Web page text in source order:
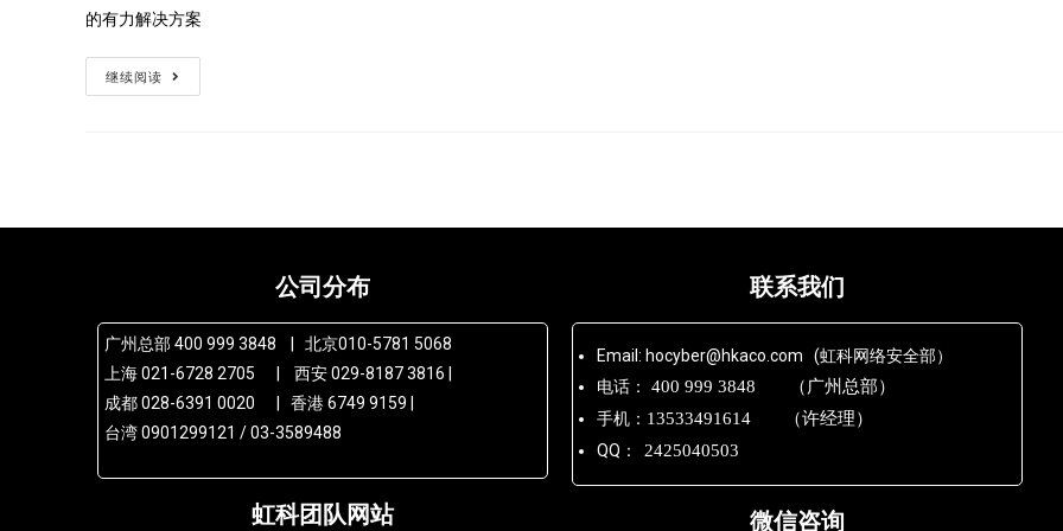
的有力解决方案
继续阅读
公司分布
广州总部 400 999 3848 | 北京010-5781 5068
上海 021-6728 2705 | 西安 029-8187 3816 |
成都 028-6391 0020 | 香港 6749 9159 |
台湾 0901299121 / 03-3589488
虹科团队网站
联系我们
Email: hocyber@hkaco.com (虹科网络安全部）
电话：
400 999 3848 （广州总部）
手机： 13533491614 （许经理）
QQ： 2425040503
微信咨询